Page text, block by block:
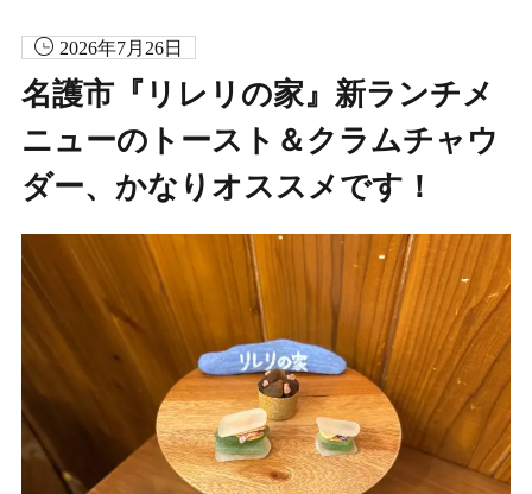
2026年7月26日
名護市『リレリの家』新ランチメ
ニューのトースト＆クラムチャウ
ダー、かなりオススメです！